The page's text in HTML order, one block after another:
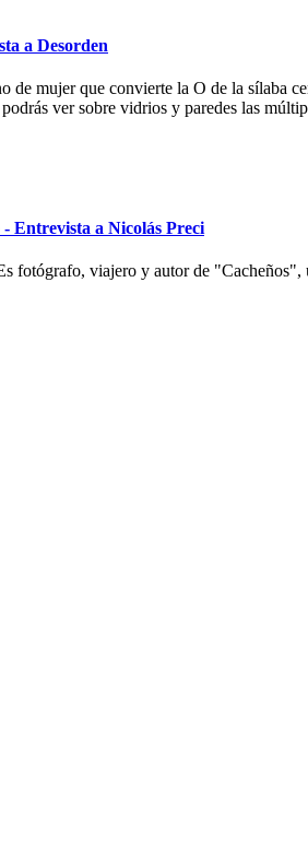
a Desorden
de mujer que convierte la O de la sílaba
ver sobre vidrios y paredes las
Entrevista a Nicolás Preci
fotógrafo, viajero y autor de "Cacheños",